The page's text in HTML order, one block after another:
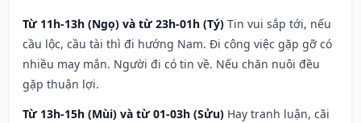
Từ 11h-13h (Ngọ) và từ 23h-01h (Tý) Tin vui sắp tới, nếu
cầu lộc, cầu tài thì đi hướng Nam. Đi công việc gặp gỡ có
nhiều may mắn. Người đi có tin về. Nếu chăn nuôi đều
gặp thuận lợi.
Từ 13h-15h (Mùi) và từ 01-03h (Sửu) Hay tranh luận, cãi